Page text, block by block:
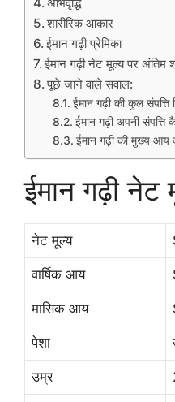
शारीरिक आकार
ईमान गढ़ी प्रेमिका
ईमान गढ़ी नेट मूल्य पर अंतिम
पूछे जाने वाले सवाल:
ईमान गढ़ी की कुल संपत्ति
ईमान गढ़ी अपनी संपत्ति
ईमान गढ़ी की मुख्य आय
ईमान गढ़ी
नेट मूल्य
वार्षिक आय
मासिक आय
पेशा
उम्र